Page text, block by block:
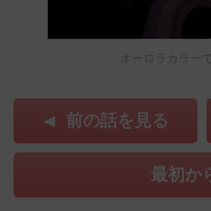
オーロラカラー
前の話を見る
最初か